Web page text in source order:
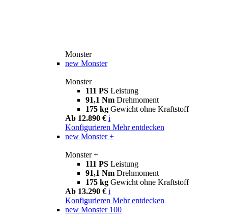
Monster
new Monster
Monster
111 PS Leistung
91,1 Nm Drehmoment
175 kg Gewicht ohne Kraftstoff
Ab 12.890 € i
Konfigurieren Mehr entdecken
new Monster +
Monster +
111 PS Leistung
91,1 Nm Drehmoment
175 kg Gewicht ohne Kraftstoff
Ab 13.290 € i
Konfigurieren Mehr entdecken
new Monster 100